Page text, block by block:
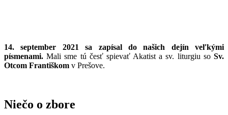
14. september 2021 sa zapísal do našich dejín veľkými
písmenami.Mali sme tú česť spievať Akatist a sv. liturgiu soSv.
Otcom Františkom v Prešove.
Niečo o zbore